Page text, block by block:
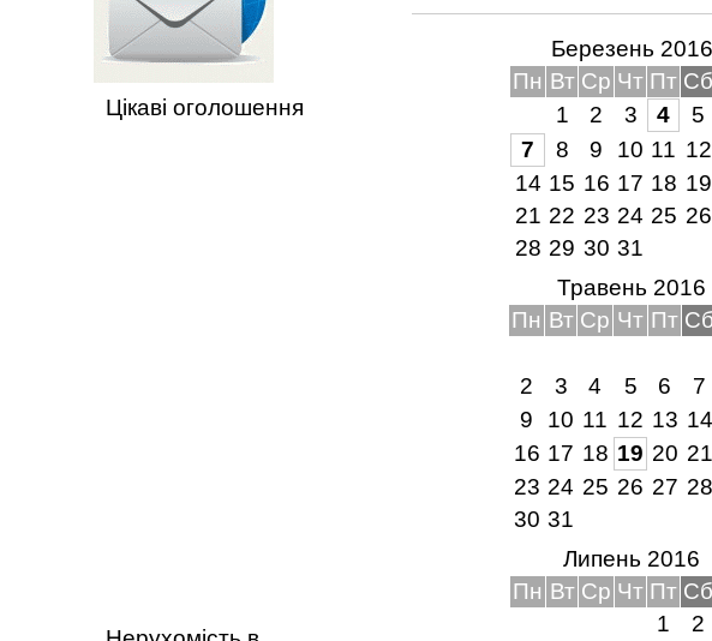
Цікаві оголошення
Березень 2016
Пн Вт Ср Чт Пт Сб
1
2 3 4 5
7
8 9 10 11 12
14 15 16 17 18 19
21 22 23 24 25 26
28 29 30 31
Травень 2016
Пн Вт Ср Чт Пт Сб
2
3 4 5 6 7
9
10 11 12 13 14
16 17 18 19 20 21
23 24 25 26 27 28
30 31
Липень 2016
Пн Вт Ср Чт Пт Сб
1
2